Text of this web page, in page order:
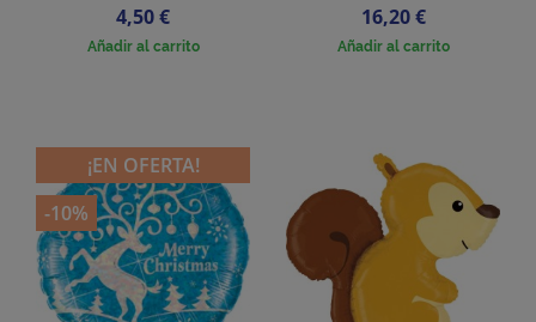
Precio
4,50 €
Añadir al carrito
Precio
16,20 €
Añadir al carrito
¡EN OFERTA!
-10%